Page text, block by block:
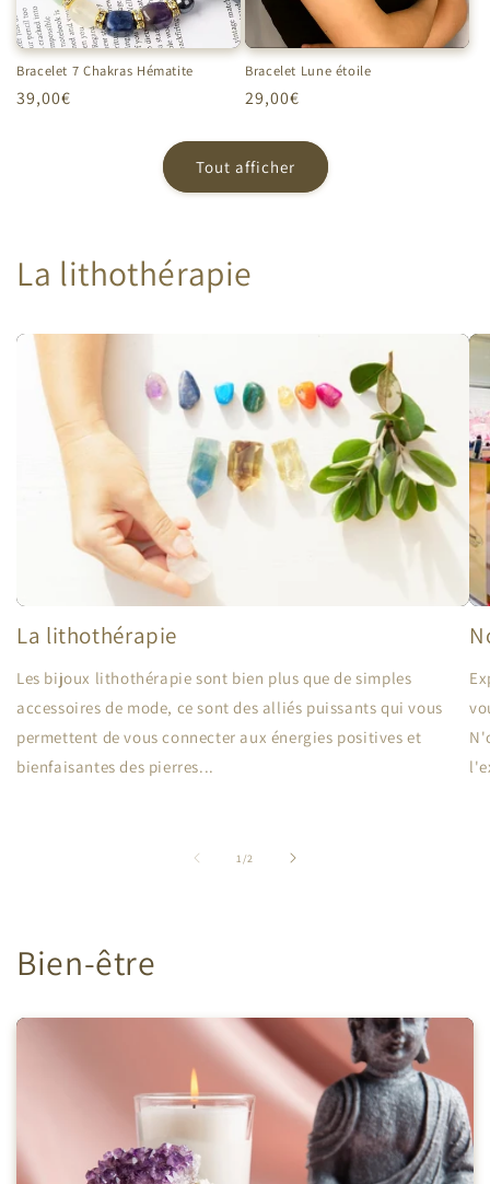
Bracelet 7 Chakras Hématite
Prix
39,00€
Bracelet Lune étoile
Prix
29,00€
Tout afficher
La lithothérapie
La lithothérapie
Les bijoux lithothérapie sont bien plus que de simples
accessoires de mode, ce sont des alliés puissants qui vous
permettent de vous connecter aux énergies positives et
bienfaisantes des pierres...
1/de2
Bien-être